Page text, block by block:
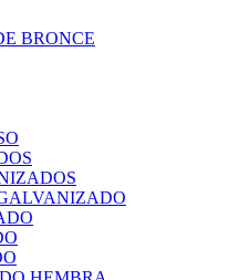
BRONCE